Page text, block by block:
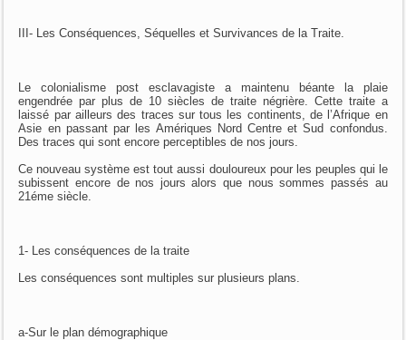
III- Les Conséquences, Séquelles et Survivances de la Traite.
Le colonialisme post esclavagiste a maintenu béante la plaie
engendrée par plus de 10 siècles de traite négrière. Cette traite a
laissé par ailleurs des traces sur tous les continents, de l’Afrique en
Asie en passant par les Amériques Nord Centre et Sud confondus.
Des traces qui sont encore perceptibles de nos jours.
Ce nouveau système est tout aussi douloureux pour les peuples qui le
subissent encore de nos jours alors que nous sommes passés au
21éme siècle.
1- Les conséquences de la traite
Les conséquences sont multiples sur plusieurs plans.
a-Sur le plan démographique